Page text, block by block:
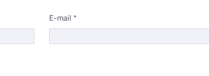
E-mail *